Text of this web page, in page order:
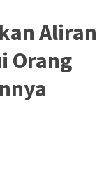
Aliran
Orang